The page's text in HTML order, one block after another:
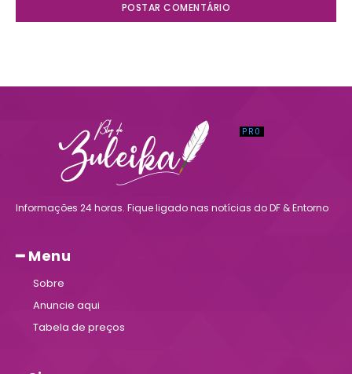
Informações 24 horas. Fique ligado nas notícias do DF & Entorno
━ Menu
Sobre
Anuncie aqui
Tabela de preços